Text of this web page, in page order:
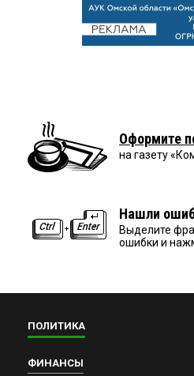
Оформите
на газету
Нашли
Выделите
ошибки и
ПОЛИТИКА
ФИНАНСЫ